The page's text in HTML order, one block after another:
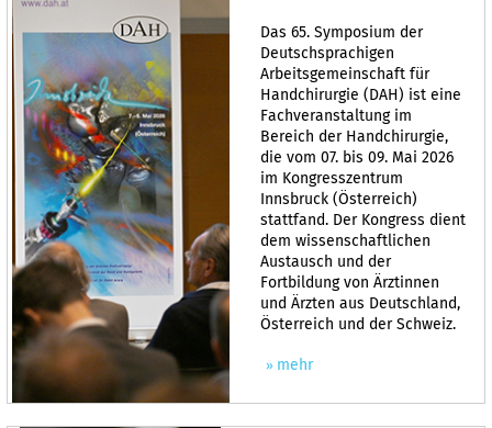
Das 65. Symposium der
Deutschsprachigen
Arbeitsgemeinschaft für
Handchirurgie (DAH) ist eine
Fachveranstaltung im
Bereich der Handchirurgie,
die vom 07. bis 09. Mai 2026
im Kongresszentrum
Innsbruck (Österreich)
stattfand. Der Kongress dient
dem wissenschaftlichen
Austausch und der
Fortbildung von Ärztinnen
und Ärzten aus Deutschland,
Österreich und der Schweiz.
mehr